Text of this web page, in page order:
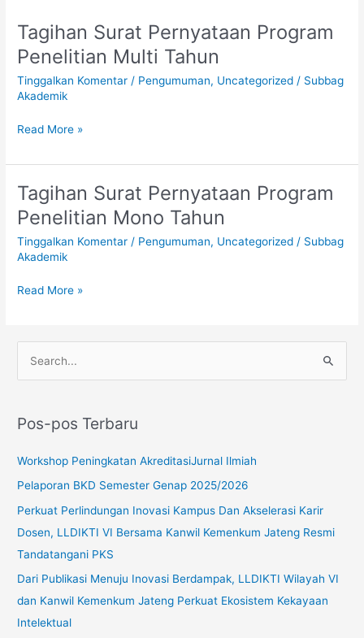
Tagihan Surat Pernyataan Program
Penelitian Multi Tahun
Tinggalkan Komentar / Pengumuman, Uncategorized / Subbag
Akademik
Tagihan
Surat
Pernyataan
Program
Penelitian
Tahun
Read More »
Tagihan Surat Pernyataan Program
Penelitian Mono Tahun
Tinggalkan Komentar / Pengumuman, Uncategorized / Subbag
Akademik
Tagihan
Surat
Pernyataan
Program
Penelitian
Tahun
Read More »
i
u
k
:
Pos-pos Terbaru
Workshop Peningkatan AkreditasiJurnal Ilmiah
Pelaporan BKD Semester Genap 2025/2026
Perkuat Perlindungan Inovasi Kampus Dan Akselerasi Karir
Dosen, LLDIKTI VI Bersama Kanwil Kemenkum Jateng Resmi
Tandatangani PKS
Dari Publikasi Menuju Inovasi Berdampak, LLDIKTI Wilayah VI
dan Kanwil Kemenkum Jateng Perkuat Ekosistem Kekayaan
Intelektual